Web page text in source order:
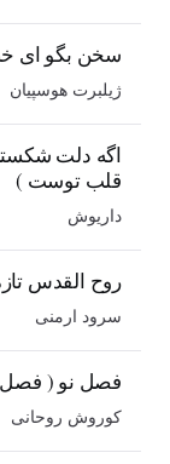
سخن بگو ای
ژیلبرت هوسپیان
اگه دلت
قلب توست )
داریوش
روح القدس
سرود ارمنی
فصل نو ( فصل
کوروش روحانی